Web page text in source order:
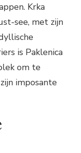
Krka
see, met zijn
is Paklenica
om te
imposante